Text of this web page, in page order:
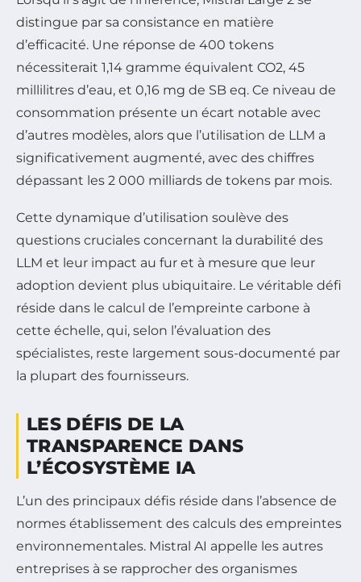
distingue par sa consistance en matière
d’efficacité. Une réponse de 400 tokens
nécessiterait 1,14 gramme équivalent CO2, 45
millilitres d’eau, et 0,16 mg de SB eq. Ce niveau de
consommation présente un écart notable avec
d’autres modèles, alors que l’utilisation de LLM a
significativement augmenté, avec des chiffres
dépassant les 2 000 milliards de tokens par mois.
Cette dynamique d’utilisation soulève des
questions cruciales concernant la durabilité des
LLM et leur impact au fur et à mesure que leur
adoption devient plus ubiquitaire. Le véritable défi
réside dans le calcul de l’empreinte carbone à
cette échelle, qui, selon l’évaluation des
spécialistes, reste largement sous-documenté par
la plupart des fournisseurs.
LES DÉFIS DE LA
TRANSPARENCE DANS
L’ÉCOSYSTÈME IA
L’un des principaux défis réside dans l’absence de
normes établissement des calculs des empreintes
environnementales. Mistral AI appelle les autres
entreprises à se rapprocher des organismes